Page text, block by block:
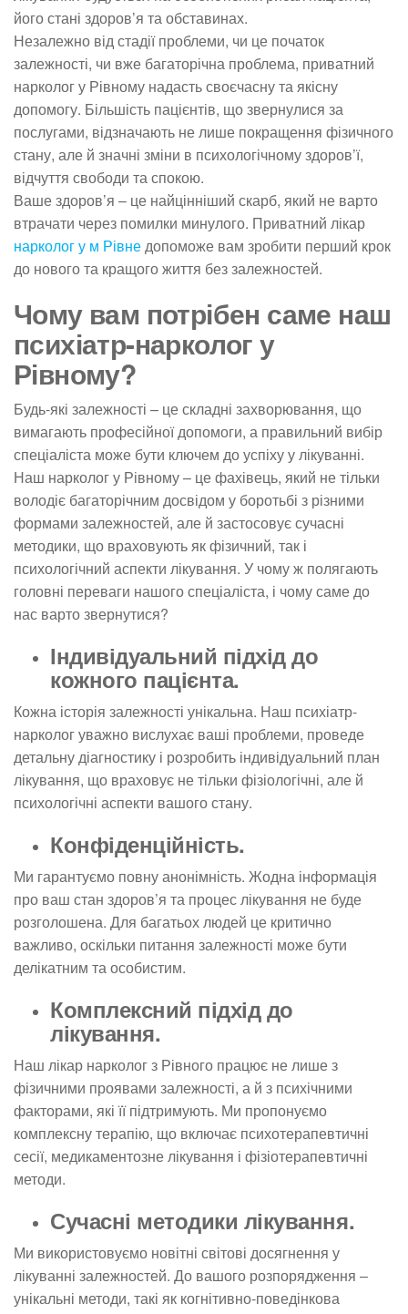
його стані здоров’я та обставинах.
Незалежно від стадії проблеми, чи це початок
залежності, чи вже багаторічна проблема, приватний
нарколог у Рівному надасть своєчасну та якісну
допомогу. Більшість пацієнтів, що звернулися за
послугами, відзначають не лише покращення фізичного
стану, але й значні зміни в психологічному здоров’ї,
відчуття свободи та спокою.
Ваше здоров’я – це найцінніший скарб, який не варто
втрачати через помилки минулого. Приватний лікар
нарколог у м Рівнедопоможе вам зробити перший крок
до нового та кращого життя без залежностей.
Чому вам потрібен саме наш
психіатр-нарколог у
Рівному?
Будь-які залежності – це складні захворювання, що
вимагають професійної допомоги, а правильний вибір
спеціаліста може бути ключем до успіху у лікуванні.
Наш нарколог у Рівному – це фахівець, який не тільки
володіє багаторічним досвідом у боротьбі з різними
формами залежностей, але й застосовує сучасні
методики, що враховують як фізичний, так і
психологічний аспекти лікування. У чому ж полягають
головні переваги нашого спеціаліста, і чому саме до
нас варто звернутися?
Індивідуальний підхід до
кожного пацієнта.
Кожна історія залежності унікальна. Наш психіатр-
нарколог уважно вислухає ваші проблеми, проведе
детальну діагностику і розробить індивідуальний план
лікування, що враховує не тільки фізіологічні, але й
психологічні аспекти вашого стану.
Конфіденційність.
Ми гарантуємо повну анонімність. Жодна інформація
про ваш стан здоров’я та процес лікування не буде
розголошена. Для багатьох людей це критично
важливо, оскільки питання залежності може бути
делікатним та особистим.
Комплексний підхід до
лікування.
Наш лікар нарколог з Рівного працює не лише з
фізичними проявами залежності, а й з психічними
факторами, які її підтримують. Ми пропонуємо
комплексну терапію, що включає психотерапевтичні
сесії, медикаментозне лікування і фізіотерапевтичні
методи.
Сучасні методики лікування.
Ми використовуємо новітні світові досягнення у
лікуванні залежностей. До вашого розпорядження –
унікальні методи, такі як когнітивно-поведінкова